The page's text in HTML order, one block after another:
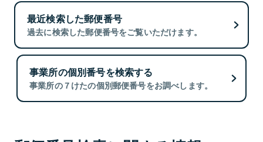
最近検索した郵便番号
過去に検索した郵便番号をご覧いただけます。
事業所の個別番号を検索する
事業所の７けたの個別郵便番号をお調べします。